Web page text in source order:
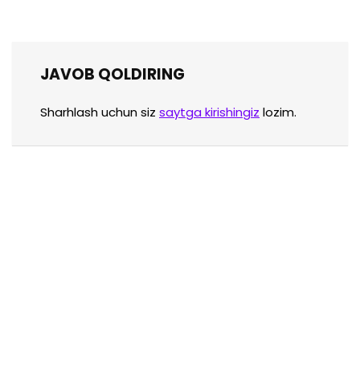
JAVOB QOLDIRING
Sharhlash uchun siz saytga kirishingiz lozim.